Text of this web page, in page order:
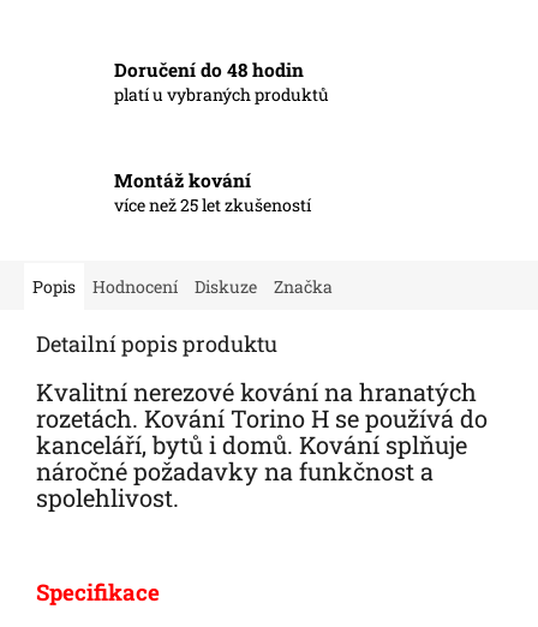
Doručení do 48 hodin
platí u vybraných produktů
Montáž kování
více než 25 let zkušeností
Popis Hodnocení Diskuze Značka
Detailní popis produktu
Kvalitní nerezové kování na hranatých
rozetách. Kování Torino H se používá do
kanceláří, bytů i domů. Kování splňuje
náročné požadavky na funkčnost a
spolehlivost.
Specifikace